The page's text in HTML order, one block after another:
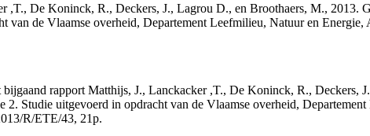
De Koninck, R., Deckers, J., Lagrou D., en Broothaers, M., 2013.
van de Vlaamse overheid, Departement Leefmilieu, Natuur en
bijgaand rapport Matthijs, J., Lanckacker ,T., De Koninck, R.,
2. Studie uitgevoerd in opdracht van de Vlaamse overheid,
R/ETE/43, 21p.